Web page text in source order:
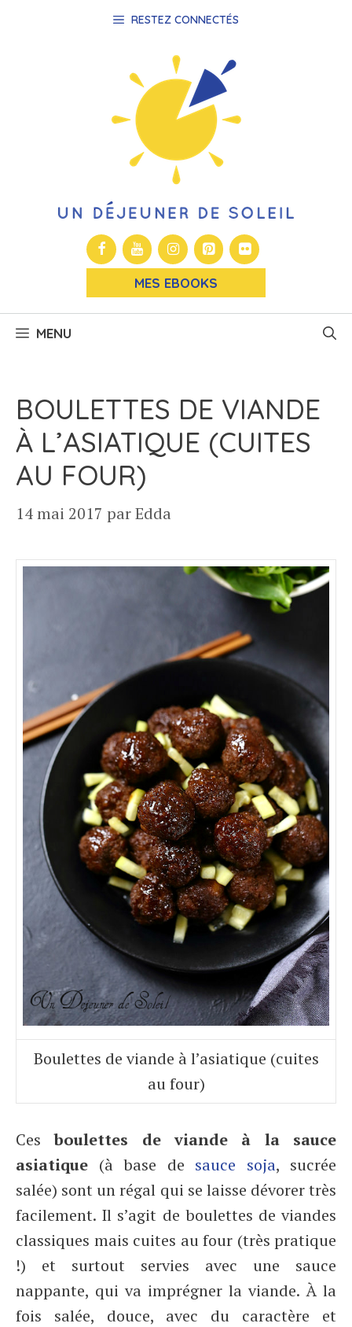
RESTEZ CONNECTÉS
MES EBOOKS
MENU
BOULETTES DE VIANDE
À L’ASIATIQUE (CUITES
AU FOUR)
14 mai 2017 parEdda
Boulettes de viande à l’asiatique (cuites
au four)
Cesboulettes de viande à la sauce
asiatique (à base de sauce soja, sucrée
salée) sont un régal qui se laisse dévorer très
facilement. Il s’agit de boulettes de viandes
classiques mais cuites au four (très pratique
!) et surtout servies avec une sauce
nappante, qui va imprégner la viande. À la
fois salée, douce, avec du caractère et